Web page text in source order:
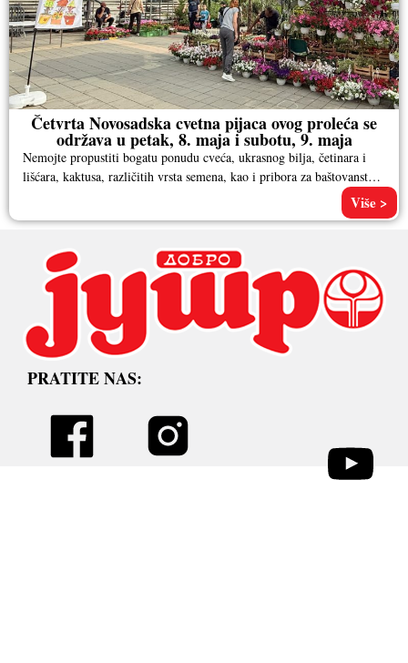
Četvrta Novosadska cvetna pijaca ovog proleća se
održava u petak, 8. maja i subotu, 9. maja
Nemojte propustiti bogatu ponudu cveća, ukrasnog bilja, četinara i
lišćara, kaktusa, različitih vrsta semena, kao i pribora za baštovanstvo.
Više >
PRATITE NAS: